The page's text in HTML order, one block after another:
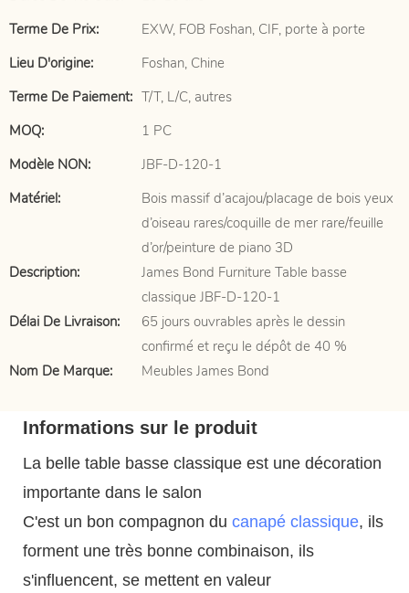
Terme De Prix:
EXW, FOB Foshan, CIF, porte à porte
Lieu D'origine:
Foshan, Chine
Terme De Paiement: T/T, L/C, autres
MOQ:
1 PC
Modèle NON:
JBF-D-120-1
Matériel:
Bois massif d’acajou/placage de bois yeux
d’oiseau rares/coquille de mer rare/feuille
d’or/peinture de piano 3D
Description:
James Bond Furniture Table basse
classique JBF-D-120-1
Délai De Livraison:
65 jours ouvrables après le dessin
confirmé et reçu le dépôt de 40 %
Nom De Marque:
Meubles James Bond
Informations sur le produit
La belle table basse classique est une décoration
importante dans le salon
C'est un bon compagnon du canapé classique, ils
forment une très bonne combinaison, ils
s'influencent, se mettent en valeur